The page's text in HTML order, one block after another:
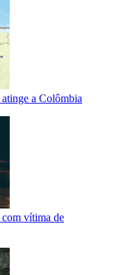
a Colômbia
vítima de